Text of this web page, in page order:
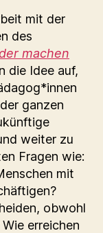
mit der
des
machen
die Idee auf,
ganzen
weiter zu
Fragen wie:
mit
obwohl
erreichen